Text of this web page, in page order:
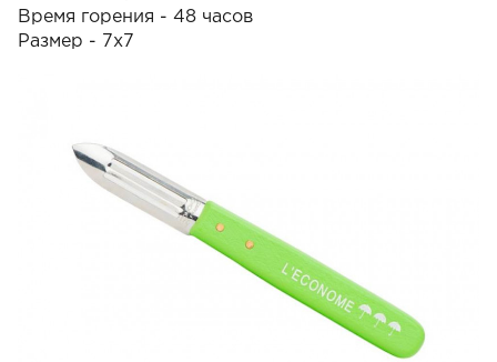
Время горения - 48 часов
Размер - 7х7